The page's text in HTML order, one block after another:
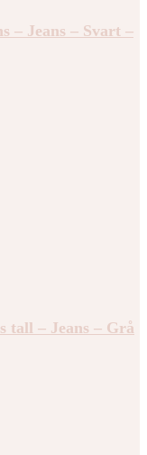
– Jeans – Svart –
tall – Jeans – Grå